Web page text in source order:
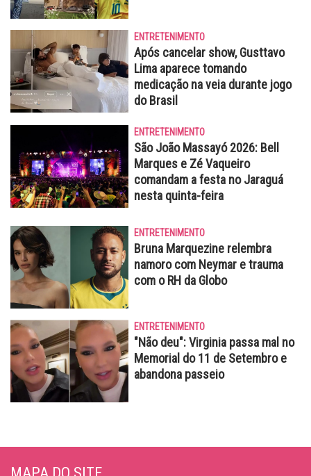
ENTRETENIMENTO
Após cancelar show, Gusttavo
Lima aparece tomando
medicação na veia durante jogo
do Brasil
ENTRETENIMENTO
São João Massayó 2026: Bell
Marques e Zé Vaqueiro
comandam a festa no Jaraguá
nesta quinta-feira
ENTRETENIMENTO
Bruna Marquezine relembra
namoro com Neymar e trauma
com o RH da Globo
ENTRETENIMENTO
"Não deu": Virginia passa mal no
Memorial do 11 de Setembro e
abandona passeio